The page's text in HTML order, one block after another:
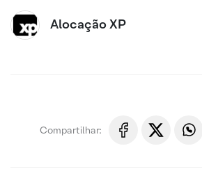
Alocação XP
Compartilhar: